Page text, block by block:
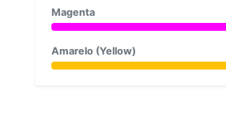
Magenta
Amarelo (Yellow)